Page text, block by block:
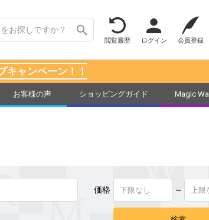
閲覧履歴 ログイン 会員登録
ャンペーン！！
お客様の声 ショッピングガイド Magic
価格 ～